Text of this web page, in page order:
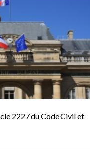
2227 du Code Civil et